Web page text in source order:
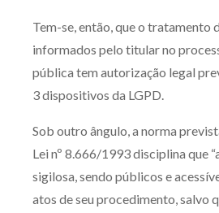
Tem-se, então, que o tratamento
informados pelo titular no
pública tem autorização legal
3 dispositivos da LGPD.
Sob outro ângulo, a norma
Lei nº 8.666/1993 disciplina que
sigilosa, sendo públicos e
atos de seu procedimento, salvo